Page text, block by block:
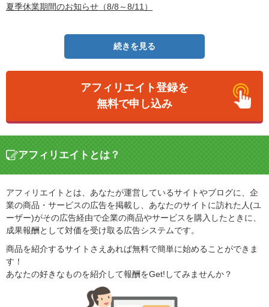
夏季休業期間のお知らせ（8/8～8/11）
続きを見る
アフィリエイト登録を
無料で申し込み
アフィリエイトとは？
アフィリエイトとは、あなたが運営しているサイトやブログに、企
業の商品・サービスの広告を掲載し、あなたのサイトに訪れた人(ユ
ーザー)がその広告経由で企業の商品やサービスを購入したときに、
成果報酬として対価を受け取る広告システムです。
商品を紹介するサイトさえあれば無料で簡単に始めることができま
す！
あなたの好きなものを紹介して報酬をGet!してみませんか？